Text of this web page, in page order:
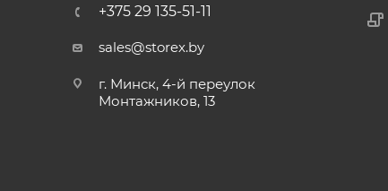
+375 29 135-51-11
sales@storex.by
г. Минск, 4-й переулок
Монтажников, 13